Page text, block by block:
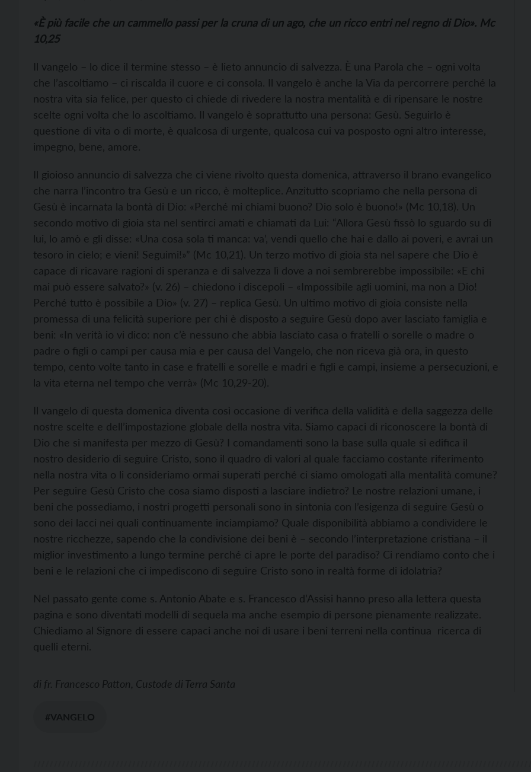
«È più facile che un cammello passi per la cruna di un ago, che un ricco entri nel regno di Dio». Mc
10,25
Il vangelo – lo dice il termine stesso – è lieto annuncio di salvezza. È una Parola che – ogni volta
che l’ascoltiamo – ci riscalda il cuore e ci consola. Il vangelo è anche la Via da percorrere perché la
nostra vita sia felice, per questo ci chiede di rivedere la nostra mentalità e di ripensare le nostre
scelte ogni volta che lo ascoltiamo. Il vangelo è soprattutto una persona: Gesù. Seguirlo è
questione di vita o di morte, è qualcosa di urgente, qualcosa cui va posposto ogni altro interesse,
impegno, bene, amore.
Il gioioso annuncio di salvezza che ci viene rivolto questa domenica, attraverso il brano evangelico
che narra l’incontro tra Gesù e un ricco, è molteplice. Anzitutto scopriamo che nella persona di
Gesù è incarnata la bontà di Dio: «Perché mi chiami buono? Dio solo è buono!» (Mc 10,18). Un
secondo motivo di gioia sta nel sentirci amati e chiamati da Lui: “Allora Gesù fissò lo sguardo su di
lui, lo amò e gli disse: «Una cosa sola ti manca: va’, vendi quello che hai e dallo ai poveri, e avrai un
tesoro in cielo; e vieni! Seguimi!»” (Mc 10,21). Un terzo motivo di gioia sta nel sapere che Dio è
capace di ricavare ragioni di speranza e di salvezza lì dove a noi sembrerebbe impossibile: «E chi
mai può essere salvato?» (v. 26) – chiedono i discepoli – «Impossibile agli uomini, ma non a Dio!
Perché tutto è possibile a Dio» (v. 27) – replica Gesù. Un ultimo motivo di gioia consiste nella
promessa di una felicità superiore per chi è disposto a seguire Gesù dopo aver lasciato famiglia e
beni: «In verità io vi dico: non c’è nessuno che abbia lasciato casa o fratelli o sorelle o madre o
padre o figli o campi per causa mia e per causa del Vangelo, che non riceva già ora, in questo
tempo, cento volte tanto in case e fratelli e sorelle e madri e figli e campi, insieme a persecuzioni, e
la vita eterna nel tempo che verrà» (Mc 10,29-20).
Il vangelo di questa domenica diventa così occasione di verifica della validità e della saggezza delle
nostre scelte e dell’impostazione globale della nostra vita. Siamo capaci di riconoscere la bontà di
Dio che si manifesta per mezzo di Gesù? I comandamenti sono la base sulla quale si edifica il
nostro desiderio di seguire Cristo, sono il quadro di valori al quale facciamo costante riferimento
nella nostra vita o li consideriamo ormai superati perché ci siamo omologati alla mentalità comune?
Per seguire Gesù Cristo che cosa siamo disposti a lasciare indietro? Le nostre relazioni umane, i
beni che possediamo, i nostri progetti personali sono in sintonia con l’esigenza di seguire Gesù o
sono dei lacci nei quali continuamente inciampiamo? Quale disponibilità abbiamo a condividere le
nostre ricchezze, sapendo che la condivisione dei beni è – secondo l’interpretazione cristiana – il
miglior investimento a lungo termine perché ci apre le porte del paradiso? Ci rendiamo conto che i
beni e le relazioni che ci impediscono di seguire Cristo sono in realtà forme di idolatria?
Nel passato gente come s. Antonio Abate e s. Francesco d’Assisi hanno preso alla lettera questa
pagina e sono diventati modelli di sequela ma anche esempio di persone pienamente realizzate.
Chiediamo al Signore di essere capaci anche noi di usare i beni terreni nella continua ricerca di
quelli eterni.
di fr. Francesco Patton, Custode di Terra Santa
#VANGELO